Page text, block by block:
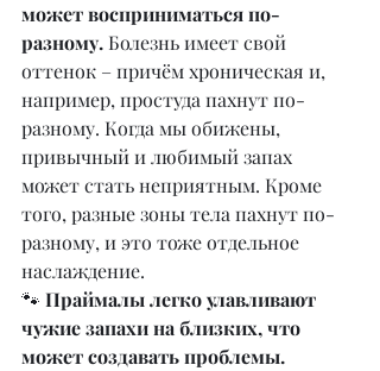
может восприниматься по-
разному. Болезнь имеет свой
оттенок – причём хроническая и,
например, простуда пахнут по-
разному. Когда мы обижены,
привычный и любимый запах
может стать неприятным. Кроме
того, разные зоны тела пахнут по-
разному, и это тоже отдельное
наслаждение.
🐾 Праймалы легко улавливают
чужие запахи на близких, что
может создавать проблемы.